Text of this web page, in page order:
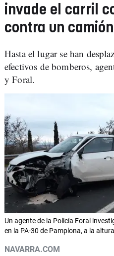
invade el carril
contra un camión
Hasta el lugar se han
efectivos de bomberos,
y Foral.
Un agente de la Policía Foral
en la PA-30 de Pamplona, a la
NAVARRA.COM